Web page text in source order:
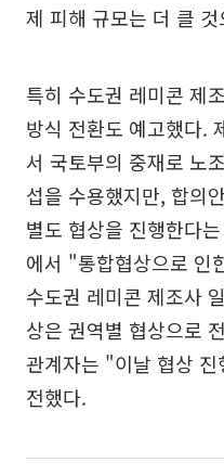
제 피해 규모는 더 클
특히 수도권 레미콘 제
방식 전환도 예고했다.
서 국토부의 중재로 노
섭을 수용했지만, 합의
별도 협상을 진행한다
에서 "통합협상으로 인
수도권 레미콘 제조사
상은 권역별 협상으로
관계자는 "이날 협상
전했다.